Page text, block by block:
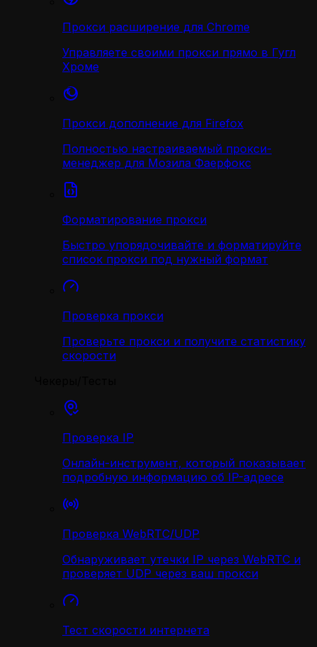
Прокси расширение для Chrome
Управляете своими прокси прямо в Гугл
Хроме
Прокси дополнение для Firefox
Полностью настраиваемый прокси-
менеджер для Мозила Фаерфокс
Форматирование прокси
Быстро упорядочивайте и форматируйте
список прокси под нужный формат
Проверка прокси
Проверьте прокси и получите статистику
скорости
Проверка IP
Онлайн-инструмент, который показывает
подробную информацию об IP-адресе
Проверка WebRTC/UDP
Обнаруживает утечки IP через WebRTC и
проверяет UDP через ваш прокси
Тест скорости интернета